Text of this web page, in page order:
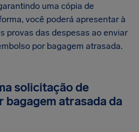
uma cópia de
você poderá apresentar à
provas das despesas ao enviar
por bagagem atrasada.
solicitação de
bagagem atrasada da